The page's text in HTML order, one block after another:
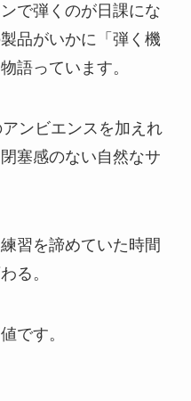
で弾くのが日課にな
品がいかに「弾く機
語っています。
ンビエンスを加えれ
塞感のない自然なサ
習を諦めていた時間
る。
です。